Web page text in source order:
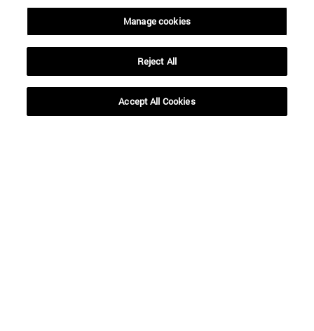
Manage cookies
Reject All
Accept All Cookies